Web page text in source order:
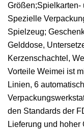
Größen;Spielkarten-
Spezielle
Spielzeug;
Gelddose,
Kerzenschachtel,
Vorteile Weimei ist
Linien, 6
den Standards der
Lieferung und hoher